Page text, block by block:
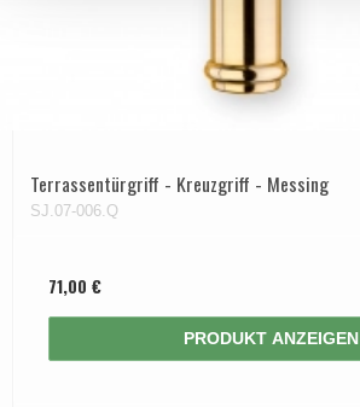
Terrassentürgriff - Kreuzgriff - Messing
SJ.07-006.Q
71,00 €
PRODUKT ANZEIGEN